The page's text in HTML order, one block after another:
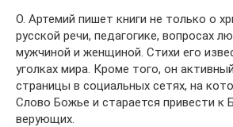
О. Артемий пишет книги не только о
русской речи, педагогике, вопросах
мужчиной и женщиной. Стихи его
уголках мира. Кроме того, он
страницы в социальных сетях, на
Слово Божье и старается привести к
верующих.